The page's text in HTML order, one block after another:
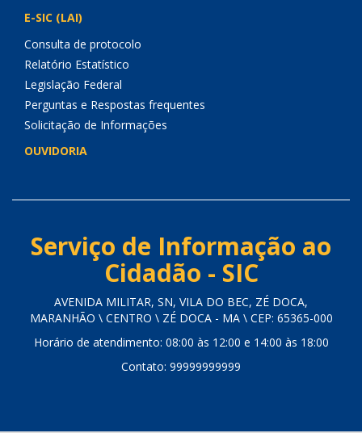
E-SIC (LAI)
Consulta de protocolo
Relatório Estatístico
Legislação Federal
Perguntas e Respostas frequentes
Solicitação de Informações
OUVIDORIA
Serviço de Informação ao
Cidadão - SIC
AVENIDA MILITAR, SN, VILA DO BEC, ZÉ DOCA,
MARANHÃO \ CENTRO \ ZÉ DOCA - MA \ CEP: 65365-000
Horário de atendimento: 08:00 às 12:00 e 14:00 às 18:00
Contato: 99999999999